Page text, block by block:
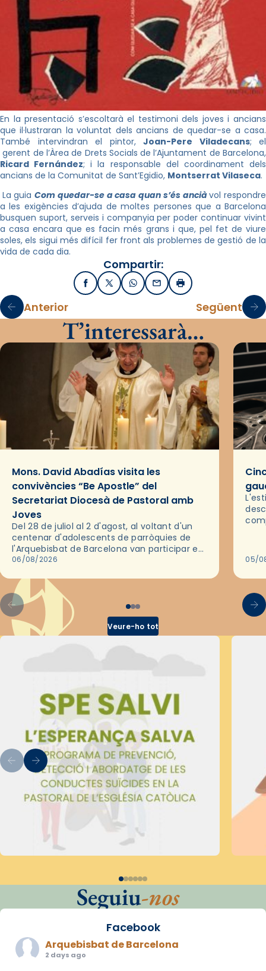
En la presentació s’escoltarà el testimoni dels joves i ancians
que il·lustraran la voluntat dels ancians de quedar-se a casa.
També intervindran el pintor, Joan-Pere Viladecans; el
gerent de l’Àrea de Drets Socials de l’Ajuntament de Barcelona,
Ricard Fernández; i la responsable del coordinament dels
ancians de la Comunitat de Sant’Egidio, Montserrat Vilaseca.
La guiaCom quedar-se a casa quan s’és anciàvol respondre
a les exigències d’ajuda de moltes persones que a Barcelona
busquen suport, serveis i companyia per poder continuar vivint
a casa encara que es facin més grans i que, pel fet de viure
soles, els sigui més difícil fer front als problemes de gestió de la
vida de cada dia.
Compartir:
FacebookX / TwitterWhatsApp
EmailImprimir
Anterior Següent
T’interessarà…
Mons. David Abadías visita les
convivències “Be Apostle” del
Secretariat Diocesà de Pastoral amb
Joves
Del 28 de juliol al 2 d'agost, al voltant d'un
centenar d'adolescents de parròquies de
l'Arquebisbat de Barcelona van participar en
les convivències Be Apostle, organitzades
06/08/2026 05/
Veure-ho tot
Seguiu-nos
Facebook
Arquebisbat de Barcelona
2 days ago